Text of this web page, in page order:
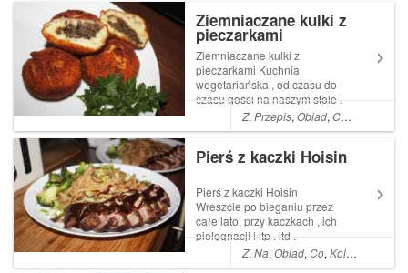
Ziemniaczane kulki z
pieczarkami
Ziemniaczane kulki z
pieczarkami Kuchnia
wegetariańska , od czasu do
czasu gości na naszym stole .
Oczywiście nie z uwag na fakt
,że zmieniliśmy upodobania .
mięsożerną Read More ...
pieczarkami po...
Z,Przepis,Obiad,Co ,
Pierś z kaczki Hoisin
Pierś z kaczki Hoisin
Wreszcie po bieganiu przez
całe lato, przy kaczkach , ich
pielęgnacji i itp . itd .
Nadszedł ten piękny czas
konsumpcji . Własne, kacze
Z,Na,Obiad,Co,Kolacja